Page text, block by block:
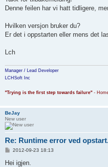
Denne feilen har vi hatt tidligere,
Hvilken versjon bruker du?
Er det i oppstarten eller mens det
Lch
Manager / Lead Developer
LCHSoft Inc
"Trying is the first step towards failure" -
BeJay
New user
Re: Runtime error ved
P
s
2012-09-23 18:13
Hei igjen.